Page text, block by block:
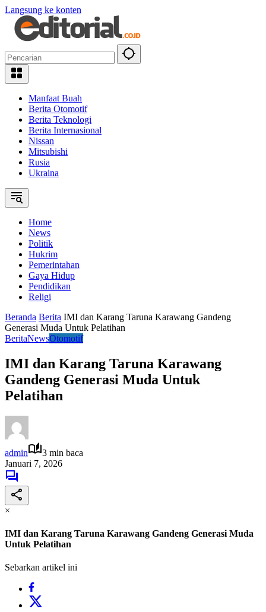
Langsung ke konten
Manfaat Buah
Berita Otomotif
Berita Teknologi
Berita Internasional
Nissan
Mitsubishi
Rusia
Ukraina
Home
News
Politik
Hukrim
Pemerintahan
Gaya Hidup
Pendidikan
Religi
Beranda Berita IMI dan Karang Taruna Karawang Gandeng
Generasi Muda Untuk Pelatihan
BeritaNewsOtomotif
IMI dan Karang Taruna Karawang
Gandeng Generasi Muda Untuk
Pelatihan
admin
3 min baca
Januari 7, 2026
×
IMI dan Karang Taruna Karawang Gandeng Generasi Muda
Untuk Pelatihan
Sebarkan artikel ini